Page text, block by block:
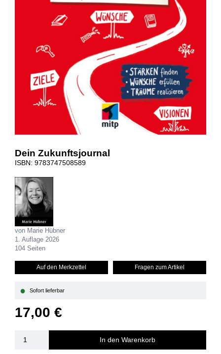
Dein Zukunftsjournal
ISBN: 9783747508589
von Marie Hübner
1. Auflage 2026
104 Seiten
Auf den Merkzettel Fragen zum Artikel
● Sofort lieferbar
17,00 €
In den Warenkorb